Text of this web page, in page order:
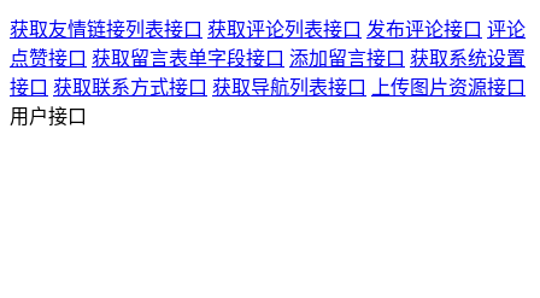
获取友情链接列表接口 获取评论列表接口 发布评论接口 评论
点赞接口 获取留言表单字段接口 添加留言接口 获取系统设置
接口 获取联系方式接口 获取导航列表接口
上传图片资源接口
用户接口